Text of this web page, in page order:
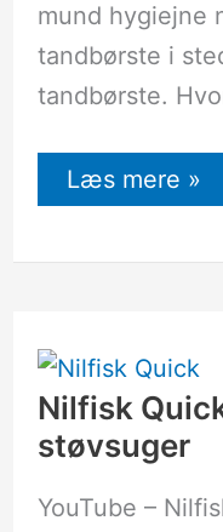
mund hygiejne
tandbørste i
tandbørste.
Læs mere »
Nilfisk
støvsuger
YouTube –
håndholdt
støvsuger